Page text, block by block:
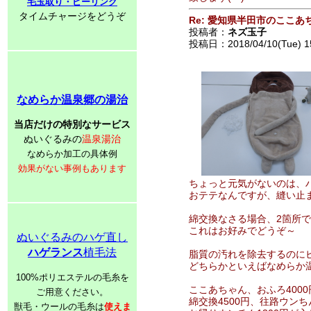
タイムチャージをどうぞ
なめらか温泉郷の湯治
当店だけの特別なサービス
ぬいぐるみの温泉湯治
なめらか加工の具体例
効果がない事例もあります
ぬいぐるみのハゲ直し
ハゲランス植毛法
100%ポリエステルの毛糸を
ご用意ください。
獣毛・ウールの毛糸は使えま
Re: 愛知県半田市のここあ
投稿者： ネズ玉子
投稿日：2018/04/10(Tue)
ちょっと元気がないのは、
おテテなんですが、縫い止
綿交換なさる場合、2箇所
これはお好みでどうぞ～
脂質の汚れを除去するのに
どちらかといえばなめらか
ここあちゃん、おふろ
綿交換4500円、往路ウン